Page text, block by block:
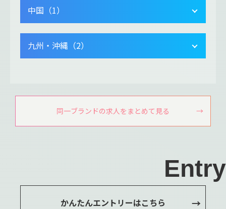
中国（1）
九州・沖縄（2）
同一ブランドの求人をまとめて見る
Entry
かんたんエントリーはこちら